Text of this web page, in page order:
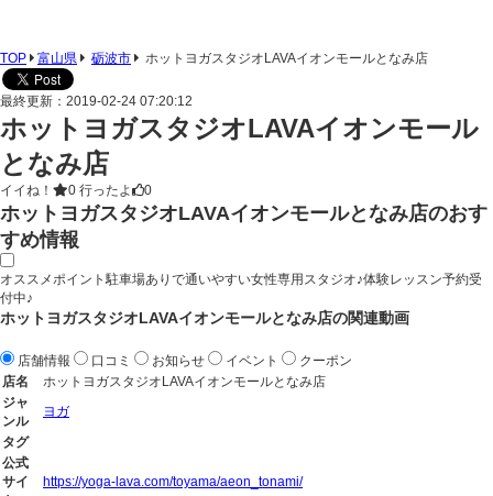
TOP 富山県 砺波市 ホットヨガスタジオLAVAイオンモールとなみ店
最終更新：2019-02-24 07:20:12
ホットヨガスタジオLAVAイオンモール
となみ店
イイね！ 0 行ったよ 0
ホットヨガスタジオLAVAイオンモールとなみ店のおす
すめ情報
オススメポイント駐車場ありで通いやすい女性専用スタジオ♪体験レッスン予約受
付中♪
ホットヨガスタジオLAVAイオンモールとなみ店の関連動画
店舗情報 口コミ お知らせ イベント
クーポン
店名
ホットヨガスタジオLAVAイオンモールとなみ店
ジャ
ンル
ヨガ
タグ
公式
サイ
https://yoga-lava.com/toyama/aeon_tonami/